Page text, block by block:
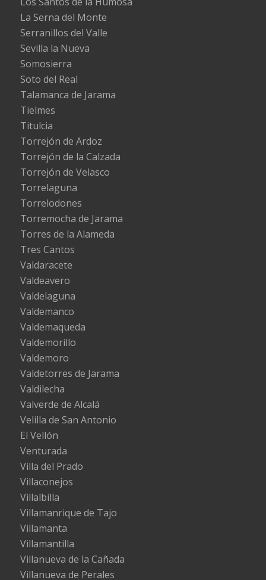
La Serna del Monte
Serranillos del Valle
Sevilla la Nueva
Somosierra
Soto del Real
Talamanca de Jarama
Tielmes
Titulcia
Torrejón de Ardoz
Torrejón de la Calzada
Torrejón de Velasco
Torrelaguna
Torrelodones
Torremocha de Jarama
Torres de la Alameda
Tres Cantos
Valdaracete
Valdeavero
Valdelaguna
Valdemanco
Valdemaqueda
Valdemorillo
Valdemoro
Valdetorres de Jarama
Valdilecha
Valverde de Alcalá
Velilla de San Antonio
El Vellón
Venturada
Villa del Prado
Villaconejos
Villalbilla
Villamanrique de Tajo
Villamanta
Villamantilla
Villanueva de la Cañada
Villanueva de Perales